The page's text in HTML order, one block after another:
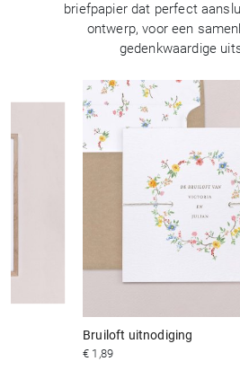
briefpapier dat perfect
ontwerp, voor een
gedenkwaardige
Bruiloft uitnodiging
€ 1,89